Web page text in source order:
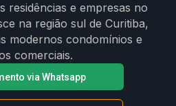
residências e empresas no
na região sul de Curitiba,
modernos condomínios e
comerciais.
via Whatsapp